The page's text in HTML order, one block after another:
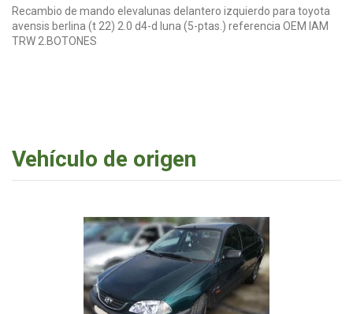
Recambio de mando elevalunas delantero izquierdo para toyota
avensis berlina (t 22) 2.0 d4-d luna (5-ptas.) referencia OEM IAM
TRW 2.BOTONES
Vehículo de origen